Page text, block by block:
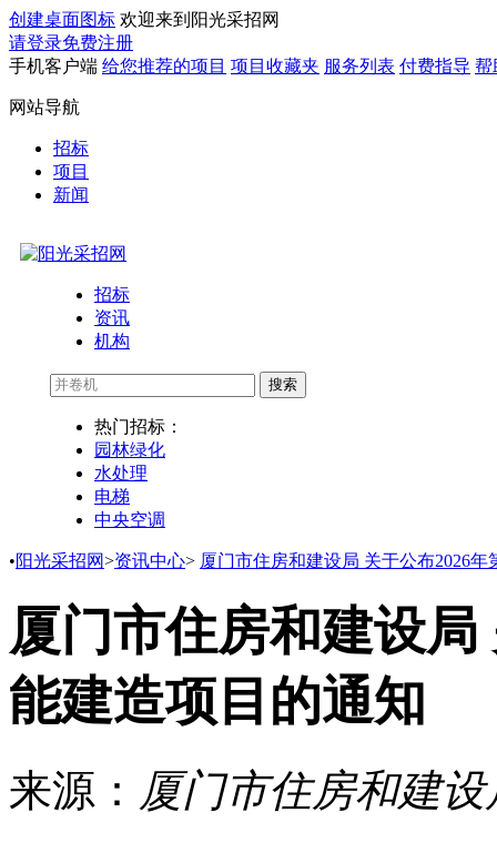
创建桌面图标 欢迎来到阳光采招网
请登录免费注册
手机客户端 给您推荐的项目 项目收藏夹 服务列表 付费指导 帮
网站导航
招标
项目
新闻
招标
资讯
机构
搜索
热门招标：
园林绿化
水处理
电梯
中央空调
•阳光采招网>资讯中心> 厦门市住房和建设局 关于公布2026
厦门市住房和建设
能建造项目的通知
来源： 厦门市住房和建设